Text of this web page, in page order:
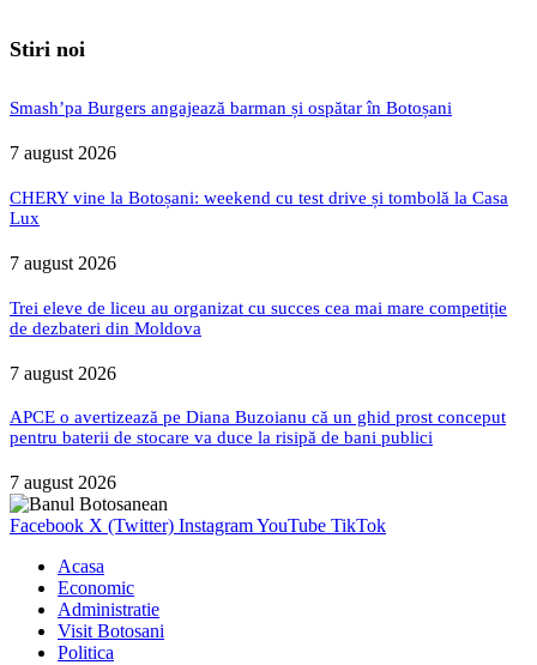
Stiri noi
Smash’pa Burgers angajează barman și ospătar în Botoșani
7 august 2026
CHERY vine la Botoșani: weekend cu test drive și tombolă la Casa
Lux
7 august 2026
Trei eleve de liceu au organizat cu succes cea mai mare competiție
de dezbateri din Moldova
7 august 2026
APCE o avertizează pe Diana Buzoianu că un ghid prost conceput
pentru baterii de stocare va duce la risipă de bani publici
7 august 2026
Facebook X (Twitter) InstagramYouTube TikTok
Acasa
Economic
Administratie
Visit Botosani
Politica